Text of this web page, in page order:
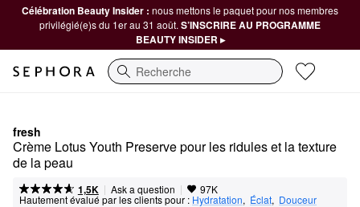
Célébration Beauty Insider : nous mettons le paquet pour nos membres
privilégié(e)s du 1er au 31 août. S’INSCRIRE AU PROGRAMME
BEAUTY INSIDER ▸
Recherche
fresh
Crème Lotus Youth Preserve pour les ridules et la texture
de la peau
1,5K | Ask a question | 97K
Hautement évalué par les clients pour : Hydratation, Éclat, Douceur